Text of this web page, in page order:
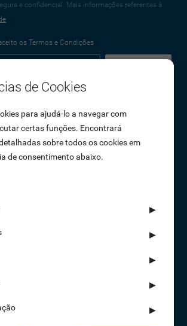
e confidencial. Mais informações referentes à
os Termos e Condições
Emprego
de Cookies
para ajudá-lo a navegar com
certas funções. Encontrará
sobre todos os cookies em
de consentimento abaixo.
▶
▶
▶
▶
▶